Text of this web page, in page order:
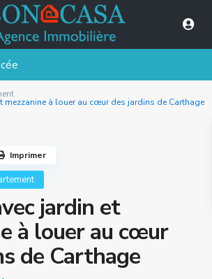
mezzanine à louer au cœur des jardins de Carthage
jardin et
à louer au cœur
de Carthage
Imprimer